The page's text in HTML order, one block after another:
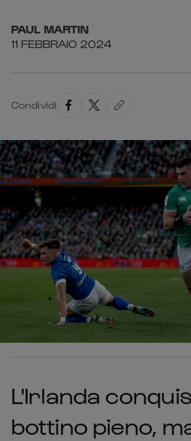
PAUL MARTIN
11 FEBBRAIO 2024
Condividi
L'Irlanda
bottino pieno,